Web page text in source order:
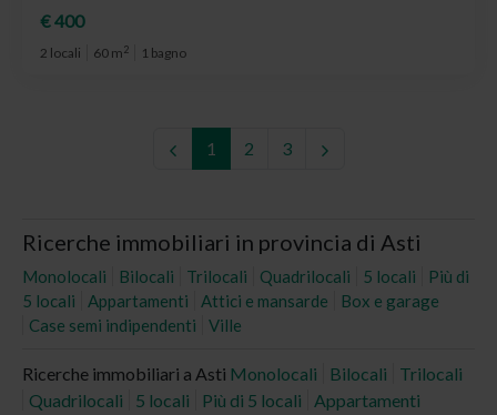
€ 400
2 locali 60 m2 1 bagno
1 2 3
Ricerche immobiliari in provincia di Asti
Monolocali Bilocali Trilocali Quadrilocali 5 locali
Più di
5 locali
Appartamenti Attici e mansarde
Box e garage
Case semi indipendenti
Ville
Ricerche immobiliari a Asti Monolocali Bilocali
Trilocali
Quadrilocali
5 locali Più di 5 locali
Appartamenti